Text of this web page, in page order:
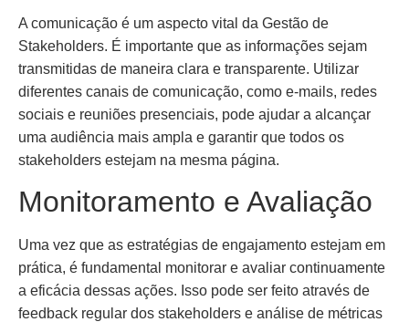
A comunicação é um aspecto vital da Gestão de
Stakeholders. É importante que as informações sejam
transmitidas de maneira clara e transparente. Utilizar
diferentes canais de comunicação, como e-mails, redes
sociais e reuniões presenciais, pode ajudar a alcançar
uma audiência mais ampla e garantir que todos os
stakeholders estejam na mesma página.
Monitoramento e Avaliação
Uma vez que as estratégias de engajamento estejam em
prática, é fundamental monitorar e avaliar continuamente
a eficácia dessas ações. Isso pode ser feito através de
feedback regular dos stakeholders e análise de métricas